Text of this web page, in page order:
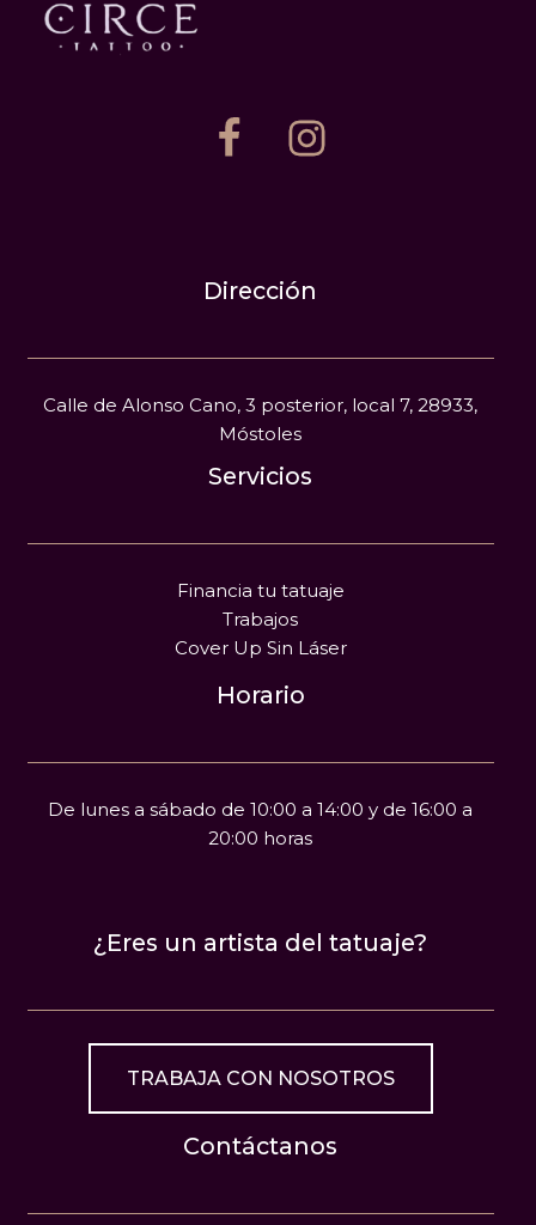
Dirección
Calle de Alonso Cano, 3 posterior, local 7, 28933,
Móstoles
Servicios
Financia tu tatuaje
Trabajos
Cover Up Sin Láser
Horario
De lunes a sábado de 10:00 a 14:00 y de 16:00 a
20:00 horas
¿Eres un artista del tatuaje?
TRABAJA CON NOSOTROS
Contáctanos